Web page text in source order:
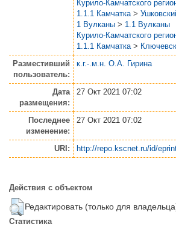
Курило-Камчатского
1.1.1 Камчатка >
1 Вулканы > 1.1 Вулканы
Курило-Камчатского
1.1.1 Камчатка >
Разместивший
пользователь:
к.г.-.м.н. О.А. Гирина
Дата
размещения:
27 Окт 2021 07:02
Последнее
изменение:
27 Окт 2021 07:02
URI: http://repo.kscnet.ru/id/
Действия с объектом
Редактировать (только для
Статистика